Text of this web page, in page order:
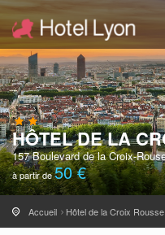
HÔTEL DE LA
157 Boulevard de la Croix-
à partir de50 €
Accueil Hôtel de la Croix Rousse